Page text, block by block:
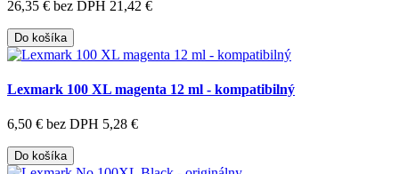
26,35 € bez DPH 21,42 €
Do košíka
Lexmark 100 XL magenta 12 ml - kompatibilný
6,50 € bez DPH 5,28 €
Do košíka